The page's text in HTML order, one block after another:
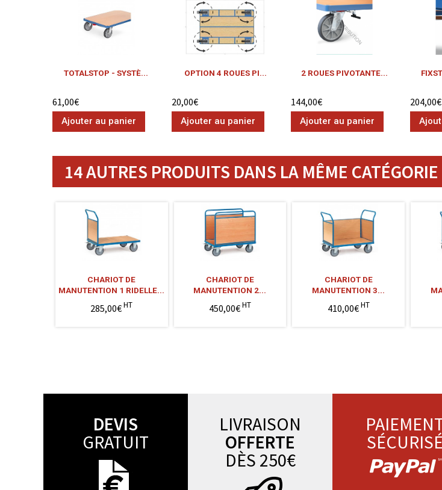
TOTALSTOP - SYSTÈ...
61,00€
Ajouter au panier
OPTION 4 ROUES PI...
20,00€
Ajouter au panier
2 ROUES PIVOTANTE...
144,00€
Ajouter au panier
204,00€
14 AUTRES PRODUITS DANS LA MÊME CATÉGORIE
CHARIOT DE
MANUTENTION 1 RIDELLE...
285,00€HT
CHARIOT DE
MANUTENTION 2...
450,00€HT
CHARIOT DE
MANUTENTION 3...
410,00€HT
DEVIS
GRATUIT
LIVRAISON
OFFERTE
DÈS 250€
SÉCURISÉ